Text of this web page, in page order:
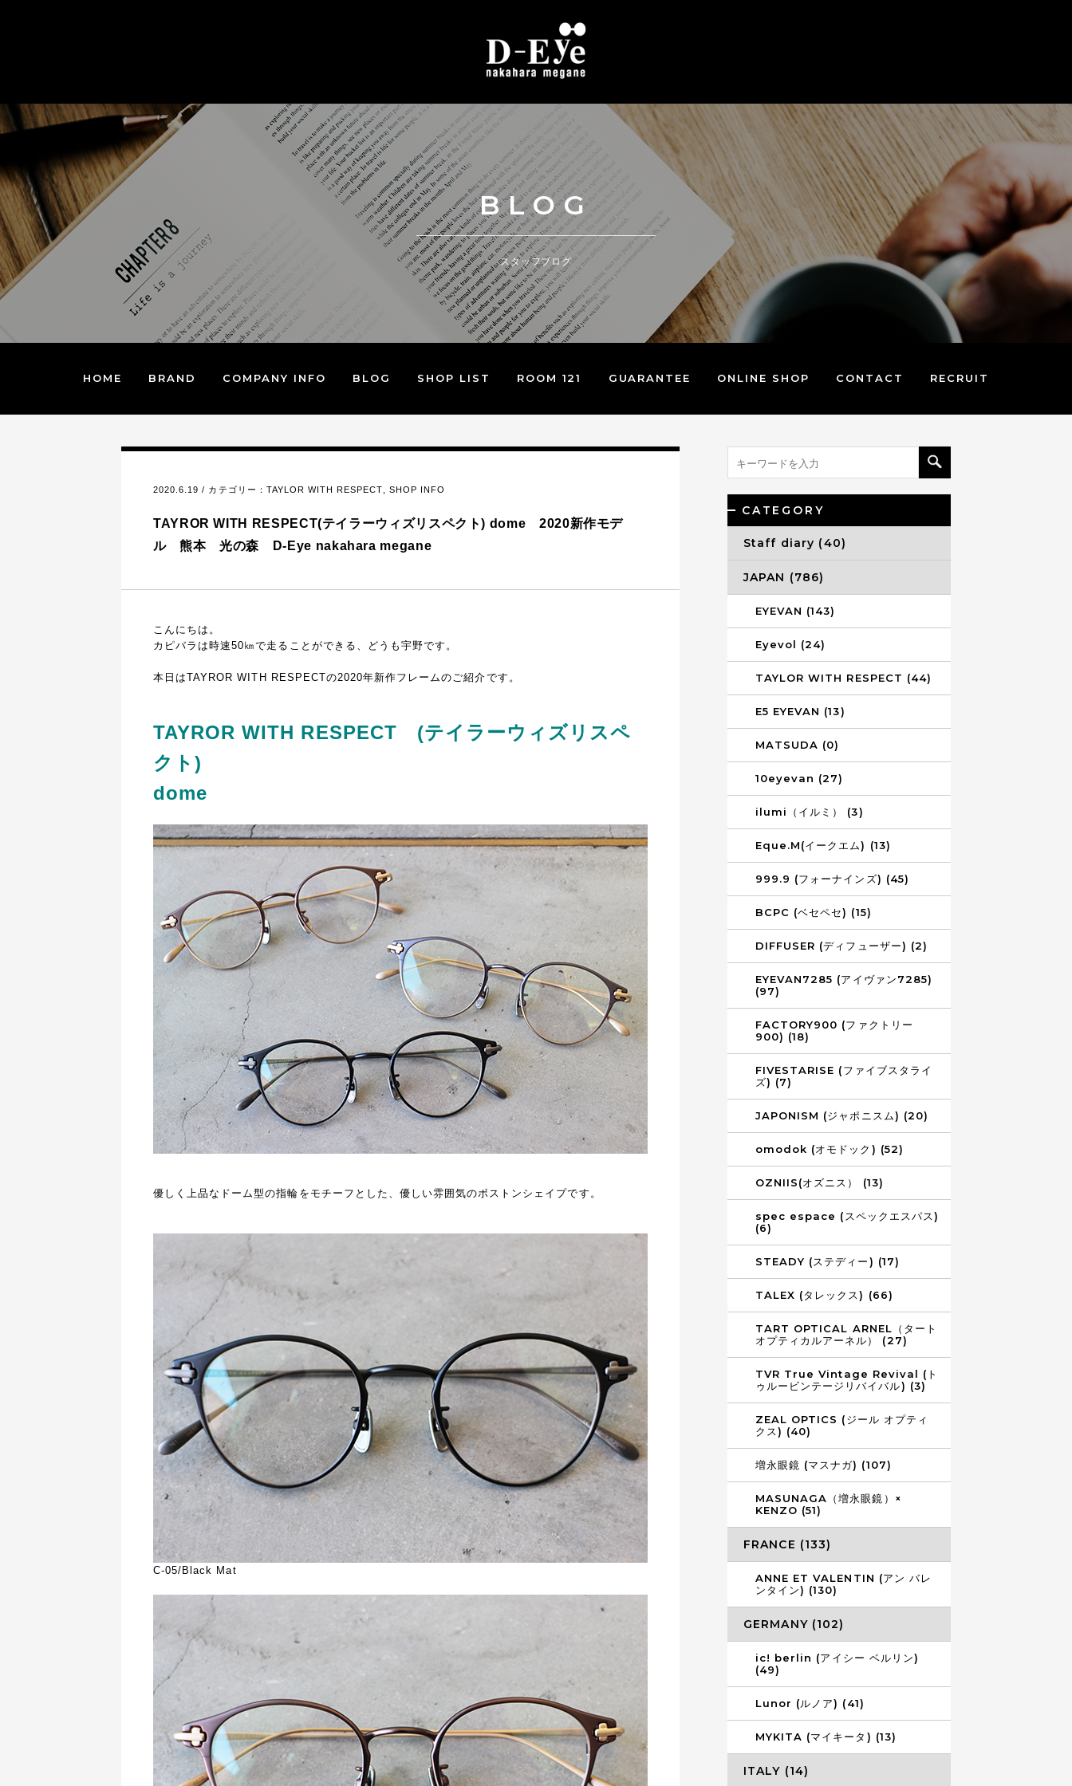
BLOG
スタッフブログ
HOME BRAND COMPANY INFO BLOG SHOP LIST ROOM 121 GUARANTEE ONLINE SHOP CONTACT RECRUIT
2020.6.19 / カテゴリー： TAYLOR WITH RESPECT SHOP INFO
TAYROR WITH RESPECT(テイラーウィズリスペクト) dome 2020新作モデ
ル 熊本 光の森 D-Eye nakahara megane
こんにちは。
カピバラは時速50㎞で走ることができる、どうも宇野です。
本日はTAYROR WITH RESPECTの2020年新作フレームのご紹介です。
TAYROR WITH RESPECT (テイラーウィズリスペ
クト)
dome
優しく上品なドーム型の指輪をモチーフとした、優しい雰囲気のボストンシェイプです。
C-05/Black Mat
CATEGORY
Staff diary (40)
JAPAN (786)
EYEVAN (143)
Eyevol (24)
TAYLOR WITH RESPECT (44)
E5 EYEVAN (13)
MATSUDA (0)
10eyevan (27)
ilumi（イルミ） (3)
Eque.M(イークエム) (13)
999.9 (フォーナインズ) (45)
BCPC (ベセペセ) (15)
DIFFUSER (ディフューザー) (2)
EYEVAN7285 (アイヴァン7285)
(97)
FACTORY900 (ファクトリー
900) (18)
FIVESTARISE (ファイブスタライ
ズ) (7)
JAPONISM (ジャポニスム) (20)
omodok (オモドック) (52)
OZNIIS(オズニス） (13)
spec espace (スペックエスパス)
(6)
STEADY (ステディー) (17)
TALEX (タレックス) (66)
TART OPTICAL ARNEL（タート
オプティカルアーネル） (27)
TVR True Vintage Revival (ト
ゥルービンテージリバイバル) (3)
ZEAL OPTICS (ジール オプティ
クス) (40)
増永眼鏡 (マスナガ) (107)
MASUNAGA（増永眼鏡）×
KENZO (51)
FRANCE (133)
ANNE ET VALENTIN (アン バレ
ンタイン) (130)
GERMANY (102)
ic! berlin (アイシー ベルリン)
(49)
Lunor (ルノア) (41)
MYKITA (マイキータ) (13)
ITALY (14)